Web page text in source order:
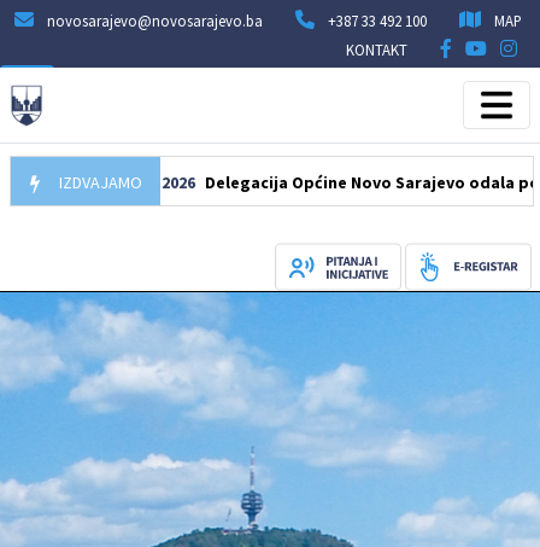
novosarajevo@novosarajevo.ba +387 33 492 100
MAP
KONTAKT
IZDVAJAMO
07.08.2026 Delegacija Općine Novo Sarajevo odala počast